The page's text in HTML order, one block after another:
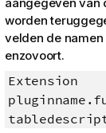
aangegeven van
worden
velden de namen
enzovoort.
Extension